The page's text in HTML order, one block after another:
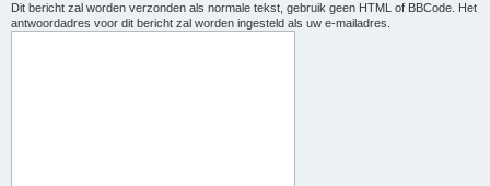
Dit bericht zal worden verzonden als normale tekst, gebruik geen HTML of BBCode. Het
antwoordadres voor dit bericht zal worden ingesteld als uw e-mailadres.